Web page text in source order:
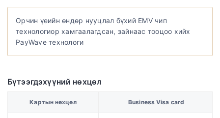
Орчин үеийн өндөр нууцлал бүхий EMV чип
технологиор хамгаалагдсан, зайнаас тооцоо хийх
PayWave технологи
Бүтээгдэхүүний нөхцөл
Картын нөхцөл Business Visa card